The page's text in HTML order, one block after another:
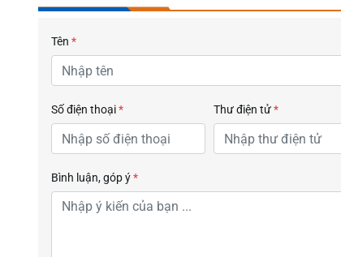
Tên *
Số điện thoại* Thư điện tử*
Bình luận, góp ý*